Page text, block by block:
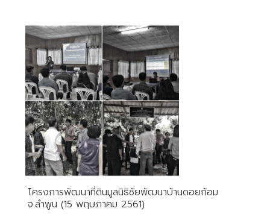
โครงการพัฒนาที่ดินมูลนิธิชัยพัฒนาบ้านดอยก้อม
จ.ลำพูน (15 พฤษภาคม 2561)